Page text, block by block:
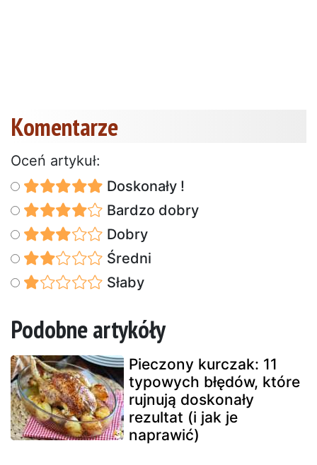
Komentarze
Oceń artykuł:
Doskonały !
Bardzo dobry
Dobry
Średni
Słaby
Podobne artykóły
Pieczony kurczak: 11
typowych błędów, które
rujnują doskonały
rezultat (i jak je
naprawić)